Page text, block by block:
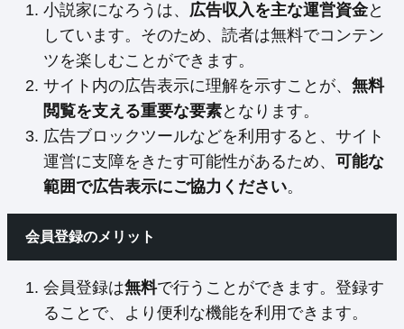
小説家になろうは、 広告収入を主な運営資金と
しています。そのため、読者は無料でコンテン
ツを楽しむことができます。
サイト内の広告表示に理解を示すことが、 無料
閲覧を支える重要な要素となります。
広告ブロックツールなどを利用すると、サイト
運営に支障をきたす可能性があるため、 可能な
範囲で広告表示にご協力ください。
会員登録のメリット
会員登録は無料で行うことができます。登録す
ることで、より便利な機能を利用できます。